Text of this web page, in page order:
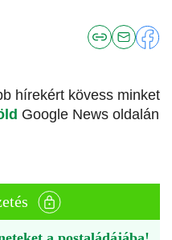
hírekért kövess minket
Google News oldalán